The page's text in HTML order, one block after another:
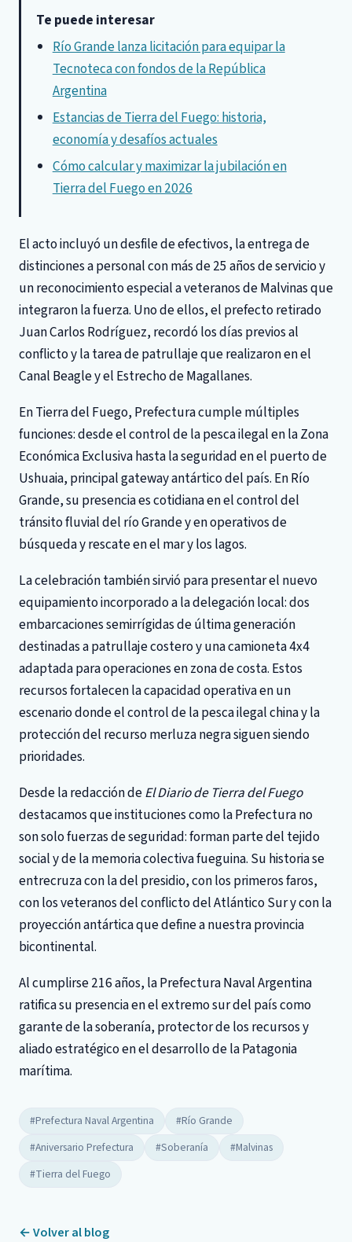
Te puede interesar
Río Grande lanza licitación para equipar la
Tecnoteca con fondos de la República
Argentina
Estancias de Tierra del Fuego: historia,
economía y desafíos actuales
Cómo calcular y maximizar la jubilación en
Tierra del Fuego en 2026
El acto incluyó un desfile de efectivos, la entrega de
distinciones a personal con más de 25 años de servicio y
un reconocimiento especial a veteranos de Malvinas que
integraron la fuerza. Uno de ellos, el prefecto retirado
Juan Carlos Rodríguez, recordó los días previos al
conflicto y la tarea de patrullaje que realizaron en el
Canal Beagle y el Estrecho de Magallanes.
En Tierra del Fuego, Prefectura cumple múltiples
funciones: desde el control de la pesca ilegal en la Zona
Económica Exclusiva hasta la seguridad en el puerto de
Ushuaia, principal gateway antártico del país. En Río
Grande, su presencia es cotidiana en el control del
tránsito fluvial del río Grande y en operativos de
búsqueda y rescate en el mar y los lagos.
La celebración también sirvió para presentar el nuevo
equipamiento incorporado a la delegación local: dos
embarcaciones semirrígidas de última generación
destinadas a patrullaje costero y una camioneta 4x4
adaptada para operaciones en zona de costa. Estos
recursos fortalecen la capacidad operativa en un
escenario donde el control de la pesca ilegal china y la
protección del recurso merluza negra siguen siendo
prioridades.
Desde la redacción deEl Diario de Tierra del Fuego
destacamos que instituciones como la Prefectura no
son solo fuerzas de seguridad: forman parte del tejido
social y de la memoria colectiva fueguina. Su historia se
entrecruza con la del presidio, con los primeros faros,
con los veteranos del conflicto del Atlántico Sur y con la
proyección antártica que define a nuestra provincia
bicontinental.
Al cumplirse 216 años, la Prefectura Naval Argentina
ratifica su presencia en el extremo sur del país como
garante de la soberanía, protector de los recursos y
aliado estratégico en el desarrollo de la Patagonia
marítima.
#Prefectura Naval Argentina
#Río Grande
#Aniversario Prefectura
#Soberanía
#Malvinas
#Tierra del Fuego
← Volver al blog